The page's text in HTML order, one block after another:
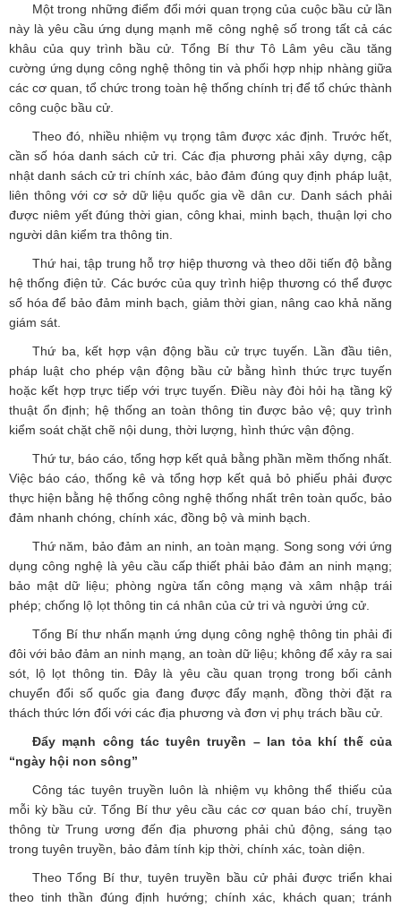
Một trong những điểm đổi mới quan trọng của cuộc bầu cử lần
này là yêu cầu ứng dụng mạnh mẽ công nghệ số trong tất cả các
khâu của quy trình bầu cử. Tổng Bí thư Tô Lâm yêu cầu tăng
cường ứng dụng công nghệ thông tin và phối hợp nhịp nhàng giữa
các cơ quan, tổ chức trong toàn hệ thống chính trị để tổ chức thành
công cuộc bầu cử.
Theo đó, nhiều nhiệm vụ trọng tâm được xác định. Trước hết,
cần số hóa danh sách cử tri. Các địa phương phải xây dựng, cập
nhật danh sách cử tri chính xác, bảo đảm đúng quy định pháp luật,
liên thông với cơ sở dữ liệu quốc gia về dân cư. Danh sách phải
được niêm yết đúng thời gian, công khai, minh bạch, thuận lợi cho
người dân kiểm tra thông tin.
Thứ hai, tập trung hỗ trợ hiệp thương và theo dõi tiến độ bằng
hệ thống điện tử. Các bước của quy trình hiệp thương có thể được
số hóa để bảo đảm minh bạch, giảm thời gian, nâng cao khả năng
giám sát.
Thứ ba, kết hợp vận động bầu cử trực tuyến. Lần đầu tiên,
pháp luật cho phép vận động bầu cử bằng hình thức trực tuyến
hoặc kết hợp trực tiếp với trực tuyến. Điều này đòi hỏi hạ tầng kỹ
thuật ổn định; hệ thống an toàn thông tin được bảo vệ; quy trình
kiểm soát chặt chẽ nội dung, thời lượng, hình thức vận động.
Thứ tư, báo cáo, tổng hợp kết quả bằng phần mềm thống nhất.
Việc báo cáo, thống kê và tổng hợp kết quả bỏ phiếu phải được
thực hiện bằng hệ thống công nghệ thống nhất trên toàn quốc, bảo
đảm nhanh chóng, chính xác, đồng bộ và minh bạch.
Thứ năm, bảo đảm an ninh, an toàn mạng. Song song với ứng
dụng công nghệ là yêu cầu cấp thiết phải bảo đảm an ninh mạng;
bảo mật dữ liệu; phòng ngừa tấn công mạng và xâm nhập trái
phép; chống lộ lọt thông tin cá nhân của cử tri và người ứng cử.
Tổng Bí thư nhấn mạnh ứng dụng công nghệ thông tin phải đi
đôi với bảo đảm an ninh mạng, an toàn dữ liệu; không để xảy ra sai
sót, lộ lọt thông tin. Đây là yêu cầu quan trọng trong bối cảnh
chuyển đổi số quốc gia đang được đẩy mạnh, đồng thời đặt ra
thách thức lớn đối với các địa phương và đơn vị phụ trách bầu cử.
Đẩy mạnh công tác tuyên truyền – lan tỏa khí thế của
“ngày hội non sông”
Công tác tuyên truyền luôn là nhiệm vụ không thể thiếu của
mỗi kỳ bầu cử. Tổng Bí thư yêu cầu các cơ quan báo chí, truyền
thông từ Trung ương đến địa phương phải chủ động, sáng tạo
trong tuyên truyền, bảo đảm tính kịp thời, chính xác, toàn diện.
Theo Tổng Bí thư, tuyên truyền bầu cử phải được triển khai
theo tinh thần đúng định hướng; chính xác, khách quan; tránh